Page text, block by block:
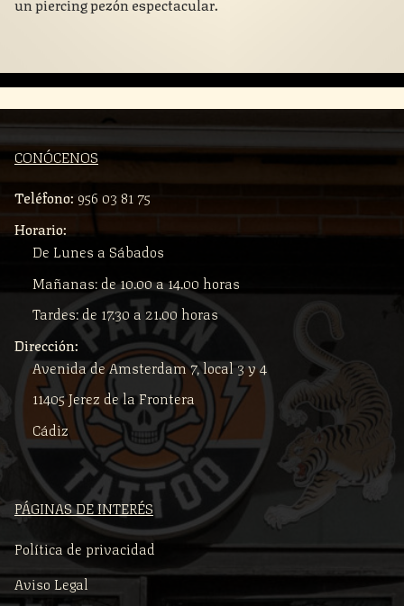
CONÓCENOS
Teléfono: 956 03 81 75
Horario:
De Lunes a Sábados
Mañanas: de 10.00 a 14.00 horas
Tardes: de 17.30 a 21.00 horas
Dirección:
Avenida de Amsterdam 7, local 3 y 4
11405 Jerez de la Frontera
Cádiz
PÁGINAS DE INTERÉS
Política de privacidad
Aviso Legal